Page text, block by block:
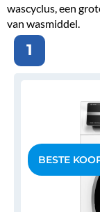
wascyclus, een
van wasmiddel.
1